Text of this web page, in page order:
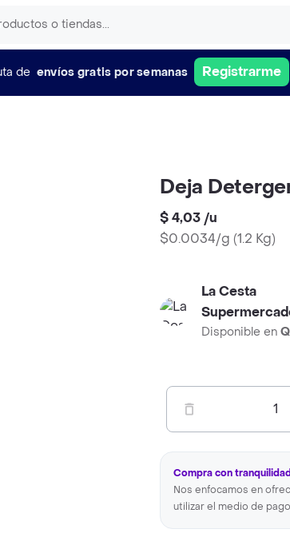
de envíos gratis por semanas Registrarme
Deja
$ 4,03 /u
$0.0034/g (1.2 Kg)
La Cesta
Disponible en
1
Compra con
Nos enfocamos en
utilizar el medio de